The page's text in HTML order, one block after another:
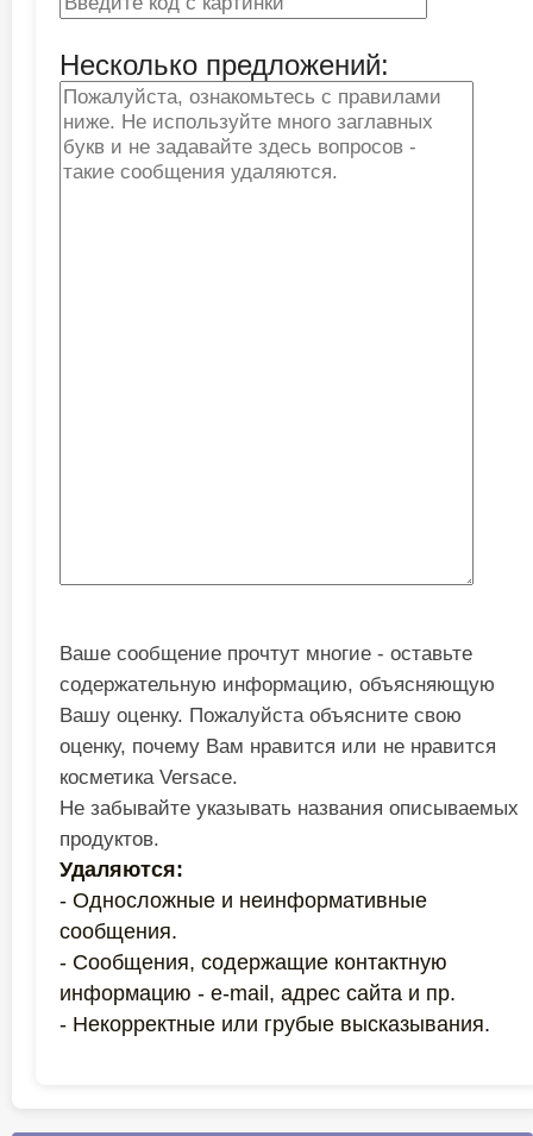
Несколько предложений:
Ваше сообщение прочтут многие - оставьте
содержательную информацию, объясняющую
Вашу оценку. Пожалуйста объясните свою
оценку, почему Вам нравится или не нравится
косметика Versace.
Не забывайте указывать названия описываемых
продуктов.
Удаляются:
- Односложные и неинформативные
сообщения.
- Сообщения, содержащие контактную
информацию - e-mail, адрес сайта и пр.
- Некорректные или грубые высказывания.